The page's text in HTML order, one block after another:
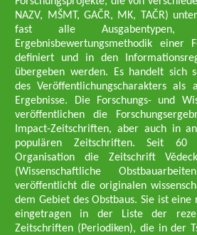
NAZV, MŠMT, GAČR, MK, TAČR)
fast alle
Ergebnisbewertungsmethodik einer
definiert und in den
übergeben werden. Es handelt sich
des Veröffentlichungscharakters als
Ergebnisse. Die Forschungs- und
veröffentlichen die
Impact-Zeitschriften, aber auch in
populären Zeitschriften. Seit
Organisation die Zeitschrift
(Wissenschaftliche
veröffentlicht die originalen
dem Gebiet des Obstbaus. Sie ist
eingetragen in der Liste der
Zeitschriften (Periodiken), die in der